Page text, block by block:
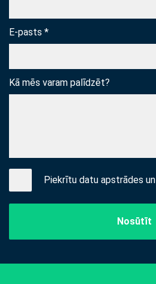
E-pasts *
Kā mēs varam palīdzēt?
Piekrītu datu apstrādes un
Nosūtīt